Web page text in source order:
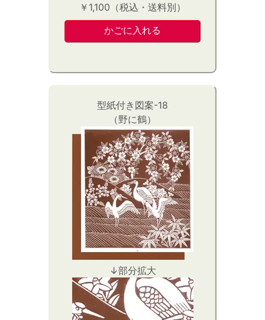
￥1,100（税込・送料別）
型紙付き図案-18
（野に鶴）
↓部分拡大